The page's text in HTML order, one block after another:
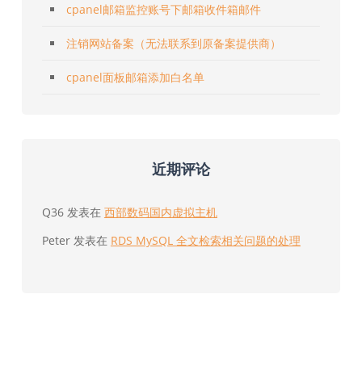
cpanel邮箱监控账号下邮箱收件箱邮件
注销网站备案（无法联系到原备案提供商）
cpanel面板邮箱添加白名单
近期评论
Q36发表在 西部数码国内虚拟主机
Peter发表在 RDS MySQL 全文检索相关问题的处理